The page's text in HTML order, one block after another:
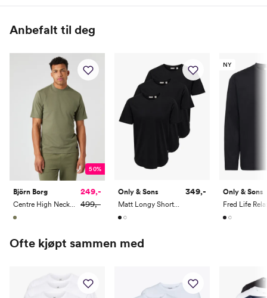
Hofte 94
Innersøm 81.25
Anbefalt til deg
50%
Björn Borg
249,-
499,-
Only & Sons
Matt Longy Short Sleeve Tee 3-Pack
349,-
NY
Only & Sons
Ofte kjøpt sammen med